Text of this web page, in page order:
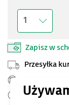
1
Zapisz w
Przesyłka
Zamów